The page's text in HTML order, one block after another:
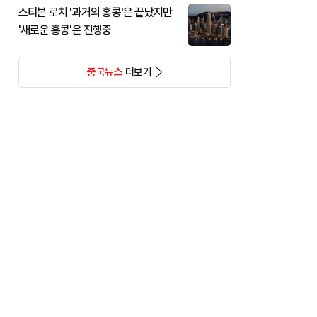
스티븐 로치 '과거의 홍콩'은 끝났지만
'새로운 홍콩'은 진행중
중국뉴스더보기